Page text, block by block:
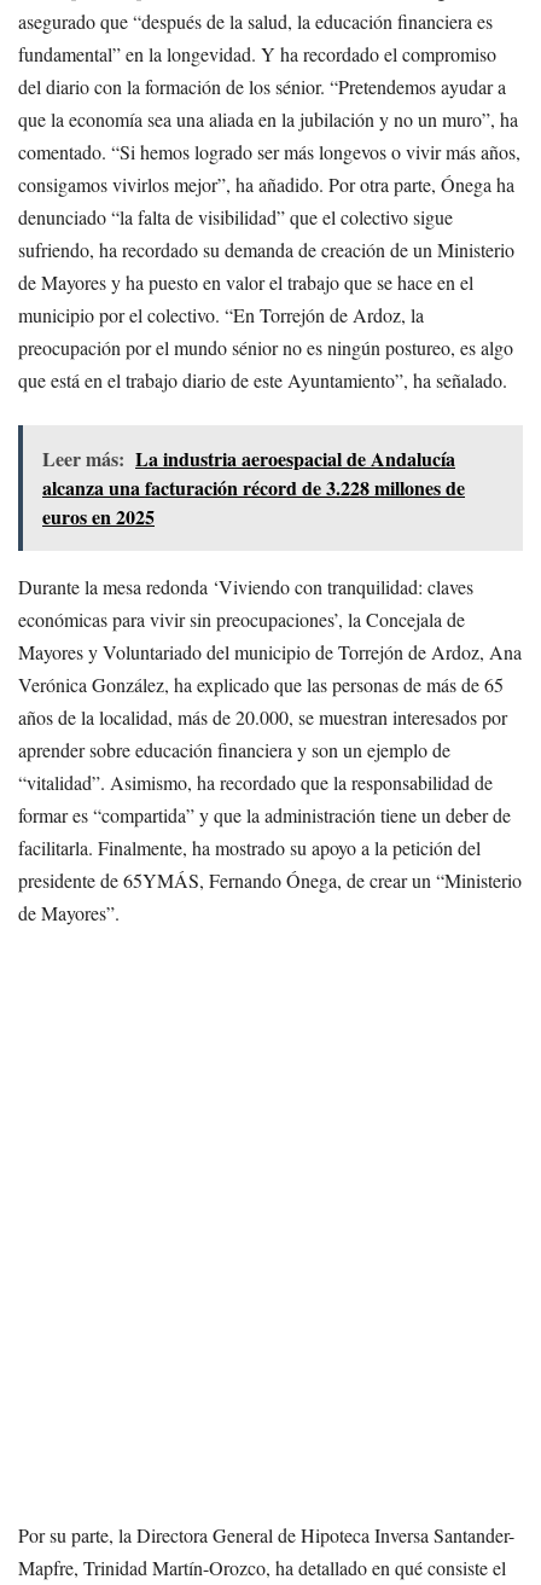
asegurado que “después de la salud, la educación financiera es
fundamental” en la longevidad. Y ha recordado el compromiso
del diario con la formación de los sénior. “Pretendemos ayudar a
que la economía sea una aliada en la jubilación y no un muro”, ha
comentado. “Si hemos logrado ser más longevos o vivir más años,
consigamos vivirlos mejor”, ha añadido. Por otra parte, Ónega ha
denunciado “la falta de visibilidad” que el colectivo sigue
sufriendo, ha recordado su demanda de creación de un Ministerio
de Mayores y ha puesto en valor el trabajo que se hace en el
municipio por el colectivo. “En Torrejón de Ardoz, la
preocupación por el mundo sénior no es ningún postureo, es algo
que está en el trabajo diario de este Ayuntamiento”, ha señalado.
Leer más: La industria aeroespacial de Andalucía
alcanza una facturación récord de 3.228 millones de
euros en 2025
Durante la mesa redonda ‘Viviendo con tranquilidad: claves
económicas para vivir sin preocupaciones’, la Concejala de
Mayores y Voluntariado del municipio de Torrejón de Ardoz, Ana
Verónica González, ha explicado que las personas de más de 65
años de la localidad, más de 20.000, se muestran interesados por
aprender sobre educación financiera y son un ejemplo de
“vitalidad”. Asimismo, ha recordado que la responsabilidad de
formar es “compartida” y que la administración tiene un deber de
facilitarla. Finalmente, ha mostrado su apoyo a la petición del
presidente de 65YMÁS, Fernando Ónega, de crear un “Ministerio
de Mayores”.
Por su parte, la Directora General de Hipoteca Inversa Santander-
Mapfre, Trinidad Martín-Orozco, ha detallado en qué consiste el